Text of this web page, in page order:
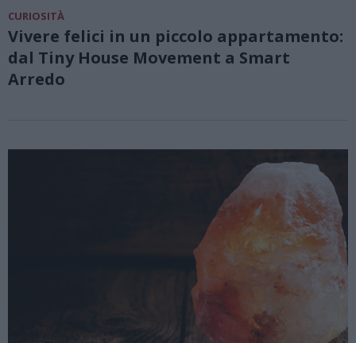
CURIOSITÀ
Vivere felici in un piccolo appartamento:
dal Tiny House Movement a Smart
Arredo